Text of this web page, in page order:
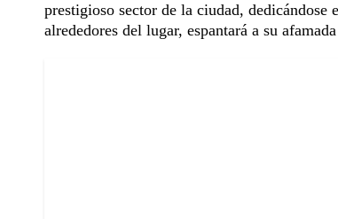
prestigioso sector de la ciudad,
alrededores del lugar, espantará a su